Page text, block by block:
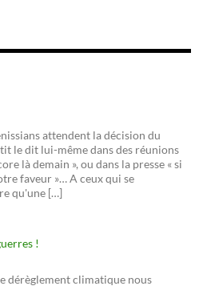
attendent la décision du
le dit lui-même dans des réunions
là demain », ou dans la presse « si
faveur »… A ceux qui se
qu'une […]
!
dérèglement climatique nous